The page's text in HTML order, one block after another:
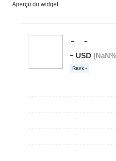
Aperçu du widget: